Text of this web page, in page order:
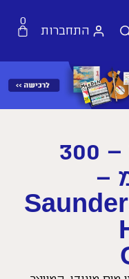
התחברות
0
נייר לצבעי מים – 300
ס”מ –